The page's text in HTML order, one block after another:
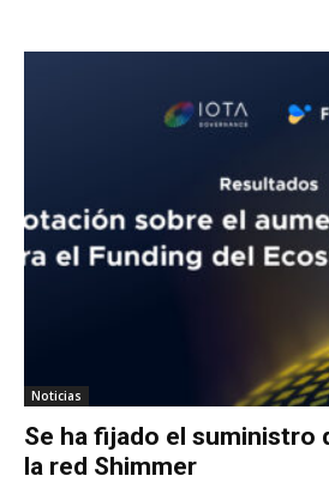
Noticias
Se ha fijado el suministro
la red Shimmer